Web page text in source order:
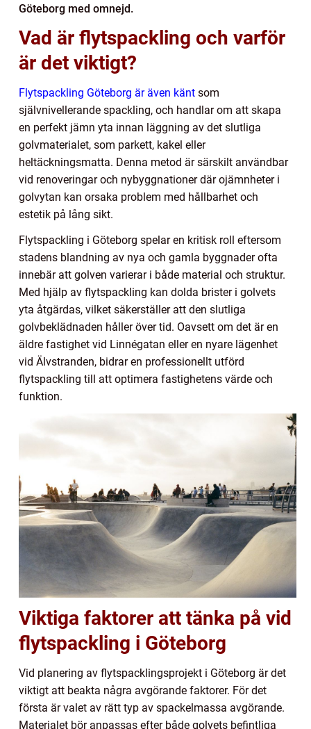
Göteborg med omnejd.
Vad är flytspackling och varför
är det viktigt?
Flytspackling Göteborg är även känt som
självnivellerande spackling, och handlar om att skapa
en perfekt jämn yta innan läggning av det slutliga
golvmaterialet, som parkett, kakel eller
heltäckningsmatta. Denna metod är särskilt användbar
vid renoveringar och nybyggnationer där ojämnheter i
golvytan kan orsaka problem med hållbarhet och
estetik på lång sikt.
Flytspackling i Göteborg spelar en kritisk roll eftersom
stadens blandning av nya och gamla byggnader ofta
innebär att golven varierar i både material och struktur.
Med hjälp av flytspackling kan dolda brister i golvets
yta åtgärdas, vilket säkerställer att den slutliga
golvbeklädnaden håller över tid. Oavsett om det är en
äldre fastighet vid Linnégatan eller en nyare lägenhet
vid Älvstranden, bidrar en professionellt utförd
flytspackling till att optimera fastighetens värde och
funktion.
Viktiga faktorer att tänka på vid
flytspackling i Göteborg
Vid planering av flytspacklingsprojekt i Göteborg är det
viktigt att beakta några avgörande faktorer. För det
första är valet av rätt typ av spackelmassa avgörande.
Materialet bör anpassas efter både golvets befintliga